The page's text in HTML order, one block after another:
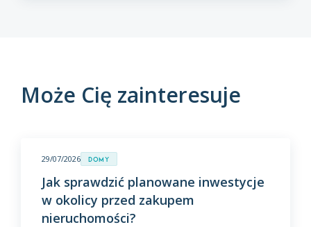
Może Cię zainteresuje
29/07/2026 Domy
Jak sprawdzić planowane inwestycje
w okolicy przed zakupem
nieruchomości?